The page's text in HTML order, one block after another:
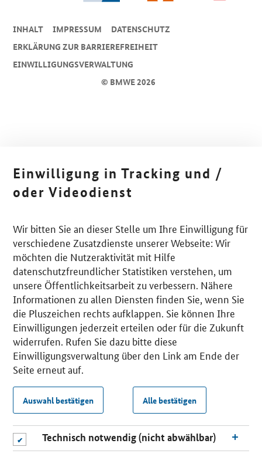
© BMWE 2026
INHALT IMPRESSUM
DA­TEN­SCHUTZ
ERKLÄRUNG ZUR BARRIEREFREIHEIT
EINWILLIGUNGSVERWALTUNG
Einwilligung in Tracking und /
oder Videodienst
Wir bitten Sie an dieser Stelle um Ihre Einwilligung für
verschiedene Zusatzdienste unserer Webseite: Wir
möchten die Nutzeraktivität mit Hilfe
datenschutzfreundlicher Statistiken verstehen, um
unsere Öffentlichkeitsarbeit zu verbessern. Nähere
Informationen zu allen Diensten finden Sie, wenn Sie
die Pluszeichen rechts aufklappen. Sie können Ihre
Einwilligungen jederzeit erteilen oder für die Zukunft
widerrufen. Rufen Sie dazu bitte diese
Einwilligungsverwaltung über den Link am Ende der
Seite erneut auf.
Auswahl bestätigen Alle bestätigen
Technisch notwendig (nicht abwählbar)